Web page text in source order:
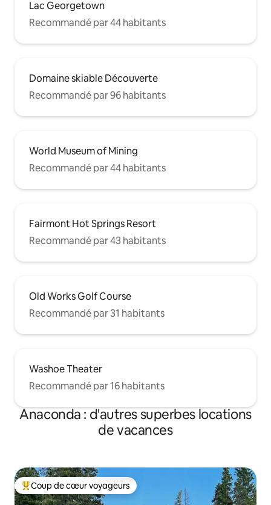
Lac Georgetown
Recommandé par 44 habitants
Domaine skiable Découverte
Recommandé par 96 habitants
World Museum of Mining
Recommandé par 44 habitants
Fairmont Hot Springs Resort
Recommandé par 43 habitants
Old Works Golf Course
Recommandé par 31 habitants
Washoe Theater
Recommandé par 16 habitants
Anaconda : d'autres superbes locations
de vacances
Coups de cœur voyageurs les plus appréciés
Coup de cœur voyageurs